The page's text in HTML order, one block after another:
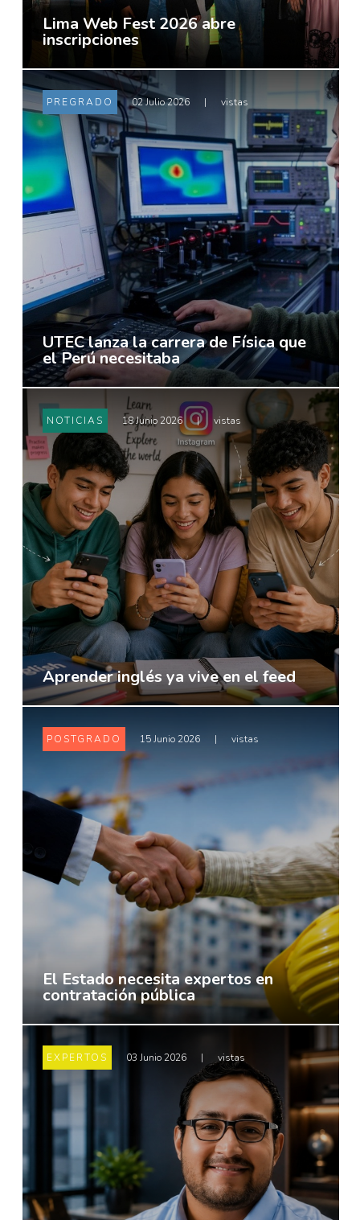
Lima Web Fest 2026 abre
inscripciones
PREGRADO 02 Julio 2026 | vistas
UTEC lanza la carrera de Física que
el Perú necesitaba
NOTICIAS 18 Junio 2026 | vistas
Aprender inglés ya vive en el feed
POSTGRADO 15 Junio 2026 | vistas
El Estado necesita expertos en
contratación pública
EXPERTOS 03 Junio 2026 | vistas